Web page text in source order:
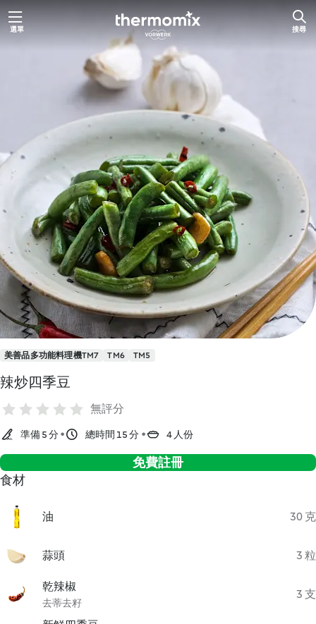
跳選單 搜尋
美善品多功能料理機TM7 TM6 TM5
辣炒四季豆
無評分
準備 5 分 總時間 15 分 4 人份
免費註冊
食材
油 30 克
蒜頭 3 粒
乾辣椒
去蒂去籽
3 支